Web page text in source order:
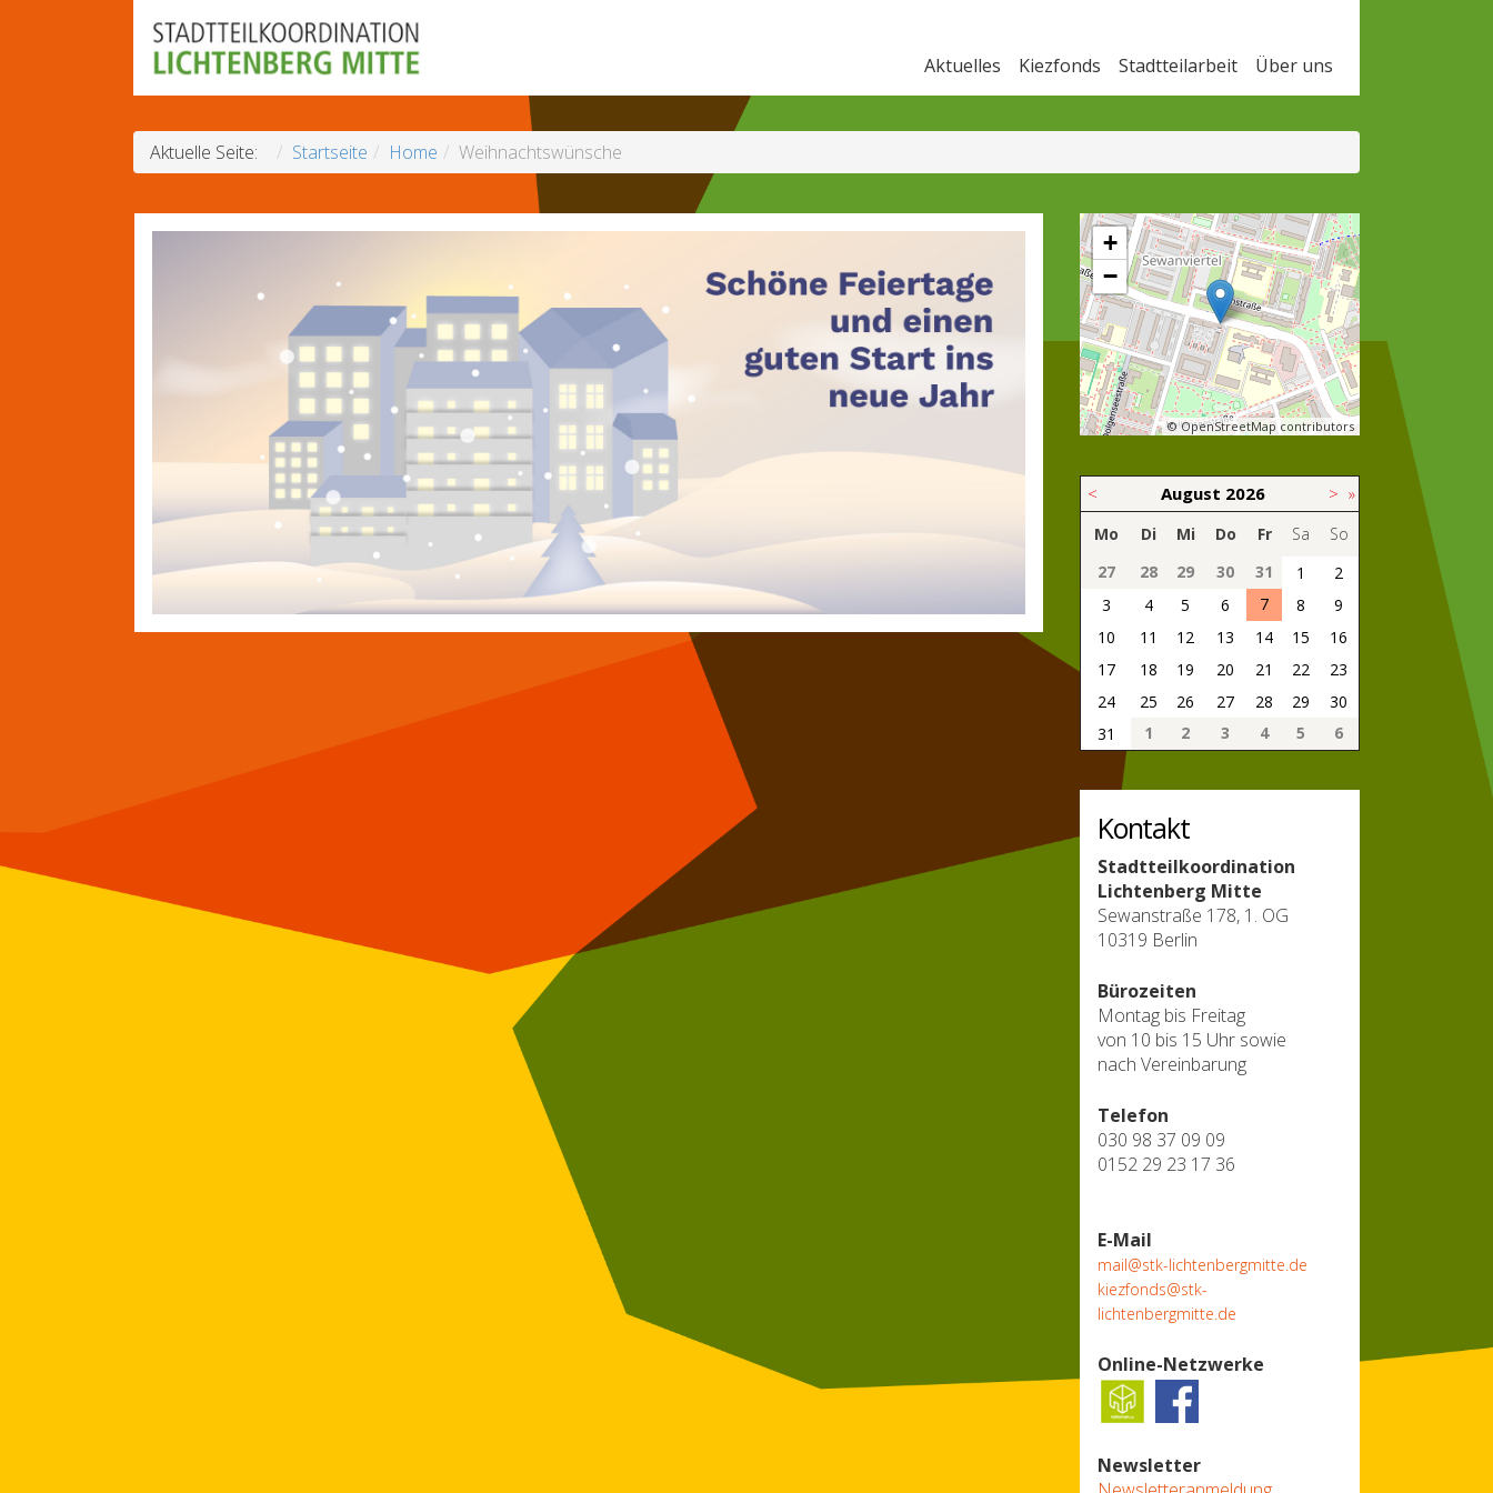
Aktuelles Kiezfonds Stadtteilarbeit Über uns
Aktuelle Seite: Startseite Home Weihnachtswünsche
+
−
© OpenStreetMap contributors
< August 2026 > »
Mo Di Mi Do Fr Sa
So
27
28 29 30 31 1
2
3
4 5 6 7 8
9
10
11 12 13 14 15
16
17
18 19 20 21 22
23
24
25 26 27 28 29
30
31
1 2 3 4 5 6
Kontakt
Stadtteilkoordination
Lichtenberg Mitte
Sewanstraße 178, 1. OG
10319 Berlin
Bürozeiten
Montag bis Freitag
von 10 bis 15 Uhr sowie
nach Vereinbarung
Telefon
030 98 37 09 09
0152 29 23 17 36
E-Mail
mail@stk-lichtenbergmitte.de
kiezfonds@stk-
lichtenbergmitte.de
Online-Netzwerke
Newsletter